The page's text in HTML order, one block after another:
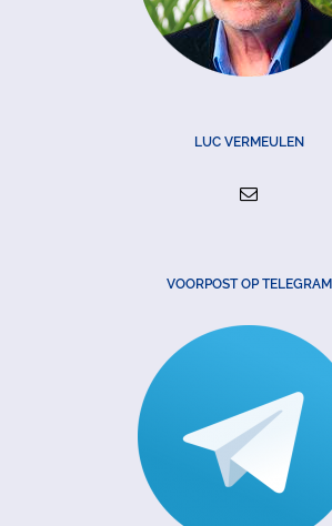
LUC VERMEULEN
VOORPOST OP TELEGRAM